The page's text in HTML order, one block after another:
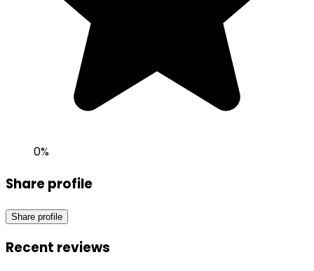
0%
Share profile
Share profile
Recent reviews